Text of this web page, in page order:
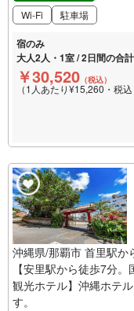
Wi-Fi
駐車場
宿のみ
大人2人・1室 / 2日間の合
￥30,520 （税込）
（1人あたり¥15,260・税込
沖縄県/那覇市 首里駅か
【安里駅から徒歩7分
観光ホテル】沖縄ホテ
す。